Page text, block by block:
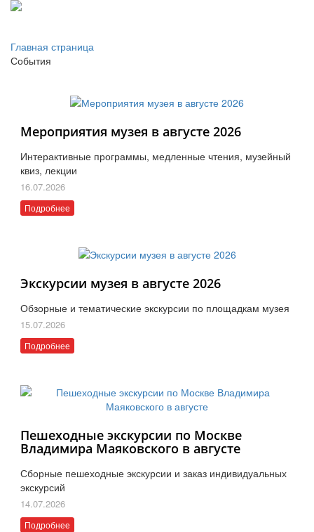
Главная страница
События
Мероприятия музея в августе 2026
Интерактивные программы, медленные чтения, музейный
квиз, лекции
16.07.2026
Подробнее
Экскурсии музея в августе 2026
Обзорные и тематические экскурсии по площадкам музея
15.07.2026
Подробнее
Пешеходные экскурсии по Москве
Владимира Маяковского в августе
Сборные пешеходные экскурсии и заказ индивидуальных
экскурсий
14.07.2026
Подробнее